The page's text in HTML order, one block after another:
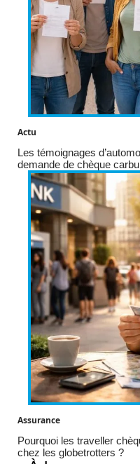
Actu
Les témoignages
demande de chèque
Assurance
Pourquoi les traveller
chez les globetrotters ?